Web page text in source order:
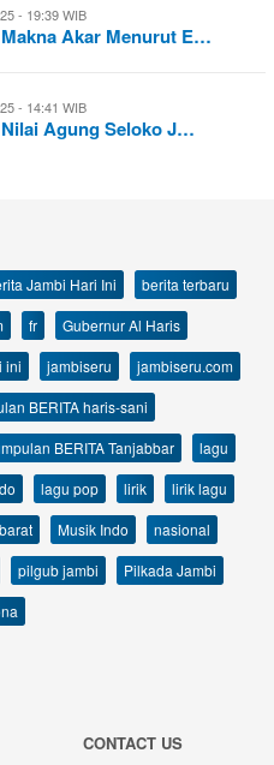
- 19:39 WIB
Akar Menurut E…
- 14:41 WIB
Agung Seloko J…
Jambi Hari Ini
berita terbaru
fr
Gubernur Al Haris
ini jambiseru
jambiseru.com
BERITA haris-sani
BERITA Tanjabbar
lagu
lagu pop lirik
lirik lagu
Musik Indo
nasional
pilgub jambi
Pilkada Jambi
CONTACT US